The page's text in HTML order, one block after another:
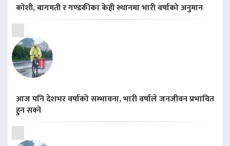
कोशी, बागमती र गण्डकीका केही स्थानमा भारी वर्षाको अनुमान
आज पनि देशभर वर्षाको सम्भावना, भारी वर्षाले जनजीवन प्रभावित
हुन सक्ने